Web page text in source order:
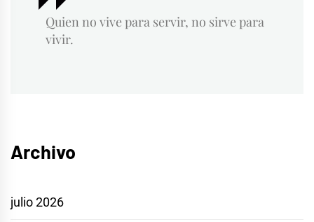
Quien no vive para servir, no sirve para
vivir.
Archivo
julio 2026